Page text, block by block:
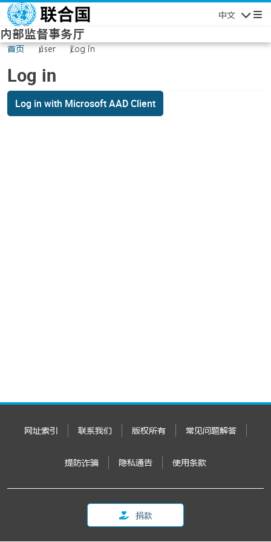
Skip to main content
中文
内部监督事务厅
首页 user Log in
Log in
Log in with Microsoft AAD Client
网址索引 联系我们 版权所有 常见问题解答
提防诈骗 隐私通告 使用条款
捐款